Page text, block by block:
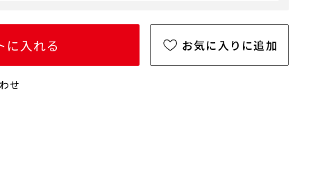
に入れる お気に入りに追加
せ